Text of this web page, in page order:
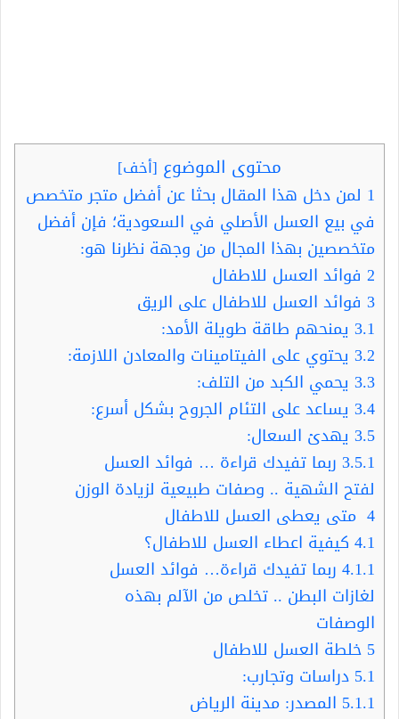
محتوى الموضوع [أخف]
1 لمن دخل هذا المقال بحثا عن أفضل متجر متخصص
في بيع العسل الأصلي في السعودية؛ فإن أفضل
متخصصين بهذا المجال من وجهة نظرنا هو:
2 فوائد العسل للاطفال
3 فوائد العسل للاطفال على الريق
3.1 يمنحهم طاقة طويلة الأمد:
3.2 يحتوي على الفيتامينات والمعادن اللازمة:
3.3 يحمي الكبد من التلف:
3.4 يساعد على التئام الجروح بشكل أسرع:
3.5 يهدئ السعال:
3.5.1 ربما تفيدك قراءة … فوائد العسل
لفتح الشهية .. وصفات طبيعية لزيادة الوزن
4 متى يعطى العسل للاطفال
4.1 كيفية اعطاء العسل للاطفال؟
4.1.1 ربما تفيدك قراءة… فوائد العسل
لغازات البطن .. تخلص من الآلم بهذه
الوصفات
5 خلطة العسل للاطفال
5.1 دراسات وتجارب:
5.1.1 المصدر: مدينة الرياض